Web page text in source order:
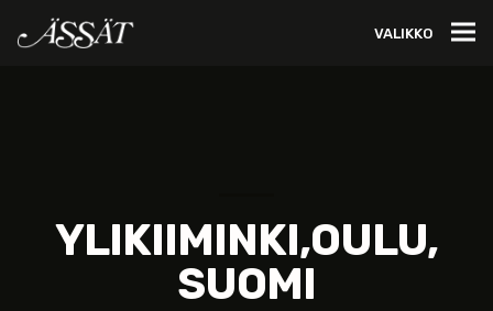
VALIKKO
YLIKIIMINKI,OULU,
SUOMI